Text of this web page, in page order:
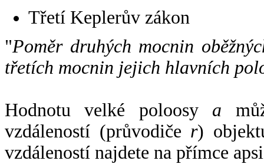
Třetí Keplerův zákon
"Poměr druhých mocnin
třetích mocnin jejich hlavních
Hodnotu velké poloosy a
vzdáleností (průvodiče r)
vzdáleností najdete na přímce